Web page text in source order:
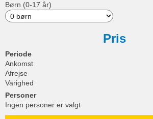
Børn (0-17 år)
Pris
Periode
Ankomst
Afrejse
Varighed
Personer
Ingen personer er valgt